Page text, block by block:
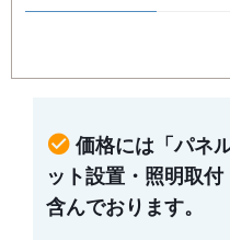
check_circle 価格には「パネ
ット設置・照明取
含んでおります。